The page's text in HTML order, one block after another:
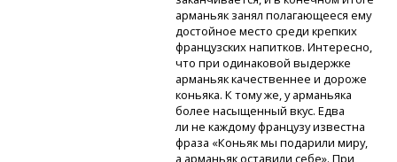
арманьяк занял полагающееся ему
достойное место среди крепких
французских напитков. Интересно,
что при одинаковой выдержке
арманьяк качественнее и дороже
коньяка. К тому же, у арманьяка
более насыщенный вкус. Едва
ли не каждому французу известна
фраза «Коньяк мы подарили миру,
а арманьяк оставили себе». При